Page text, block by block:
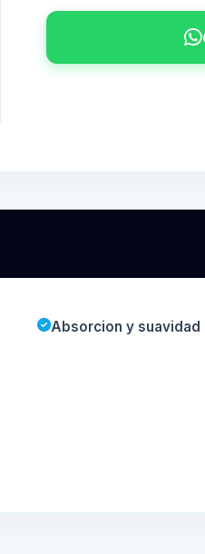
Absorcion y suavidad